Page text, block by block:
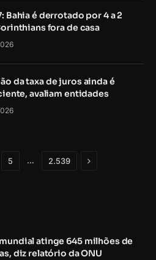
Bahia é derrotado por 4 a 2
fora de casa
da taxa de juros ainda é
avaliam entidades
5 … 2.539 Próximo
atinge 645 milhões de
diz relatório da ONU